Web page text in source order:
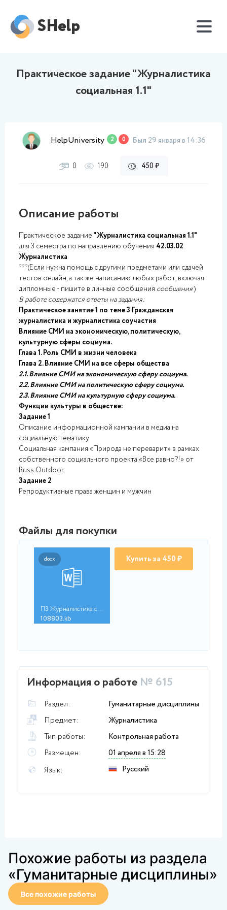
SHelp
Практическое задание "Журналистика
социальная 1.1"
HelpUniversity 2 0 Был 29 января в 14:36
0 190 450 ₽
Описание работы
Практическое задание "Журналистика социальная 1.1"
для 3 семестра по направлению обучения 42.03.02
Журналистика
***(Если нужна помощь с другими предметами или сдачей
тестов онлайн, а так же написанию любых работ, включая
дипломные - пишите в личные сообщения сообщения)
В работе содержатся ответы на задания:
Практическое занятие 1 по теме 3 Гражданская
журналистика и журналистика соучастия
Влияние СМИ на экономическую, политическую,
культурную сферы социума.
Глава 1. Роль СМИ в жизни человека
Глава 2. Влияние СМИ на все сферы общества
2.1. Влияние СМИ на экономическую сферу социума.
2.2. Влияние СМИ на политическую сферу социума.
2.3. Влияние СМИ на культурную сферу социума.
Функции культуры в обществе:
Задание 1
Описание информационной кампании в медиа на
социальную тематику
Социальная кампания «Природа не переварит» в рамках
собственного социального проекта «Все равно?!» от
Russ Outdoor.
Задание 2
Репродуктивные права женщин и мужчин
Файлы для покупки
docx
ПЗ Журналистика соци...
108803.kb
Купить за 450 ₽
Информация о работе № 615
Раздел:
Гуманитарные дисциплины
Предмет:
Журналистика
Тип работы:
Контрольная работа
Размещен:
01 апреля в 15:28
Язык:
Русский
Похожие работы из раздела
«Гуманитарные дисциплины»
Все похожие работы